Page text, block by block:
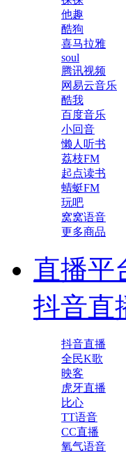
他趣
酷狗
喜马拉雅
soul
腾讯视频
网易云音乐
酷我
百度音乐
小回音
懒人听书
荔枝FM
起点读书
蜻蜓FM
玩吧
窝窝语音
更多商品
直播平
抖音直
抖音直播
全民K歌
映客
虎牙直播
比心
TT语音
CC直播
氧气语音